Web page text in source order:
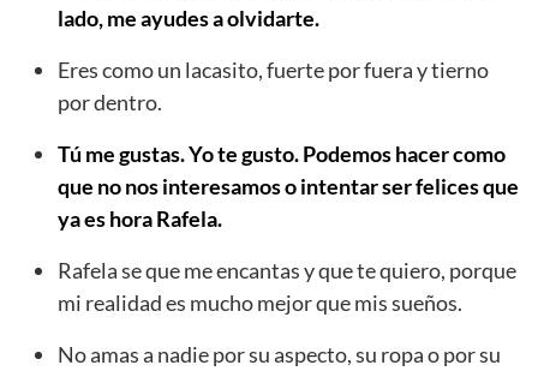
lado, me ayudes a olvidarte.
Eres como un lacasito, fuerte por fuera y tierno
por dentro.
Tú me gustas. Yo te gusto. Podemos hacer como
que no nos interesamos o intentar ser felices que
ya es hora Rafela.
Rafela se que me encantas y que te quiero, porque
mi realidad es mucho mejor que mis sueños.
No amas a nadie por su aspecto, su ropa o por su